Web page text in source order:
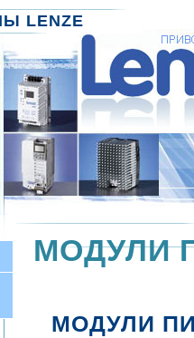
LENZE
МОДУЛИ
МОДУЛИ